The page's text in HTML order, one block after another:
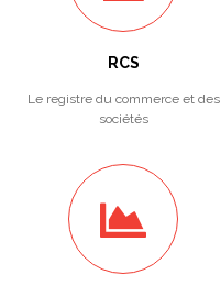
RCS
Le registre du commerce et des
sociétés